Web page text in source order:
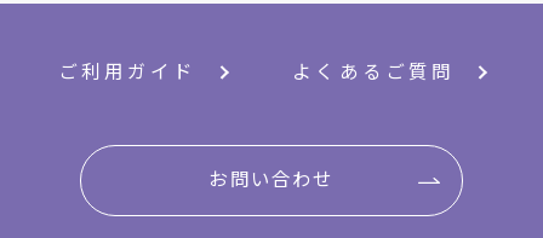
ご利用ガイド よくあるご質問
お問い合わせ